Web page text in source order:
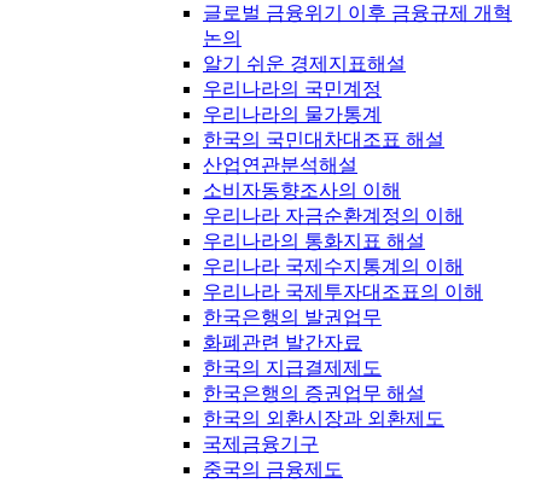
글로벌 금융위기 이후 금융규제 개혁
논의
알기 쉬운 경제지표해설
우리나라의 국민계정
우리나라의 물가통계
한국의 국민대차대조표 해설
산업연관분석해설
소비자동향조사의 이해
우리나라 자금순환계정의 이해
우리나라의 통화지표 해설
우리나라 국제수지통계의 이해
우리나라 국제투자대조표의 이해
한국은행의 발권업무
화폐관련 발간자료
한국의 지급결제제도
한국은행의 증권업무 해설
한국의 외환시장과 외환제도
국제금융기구
중국의 금융제도